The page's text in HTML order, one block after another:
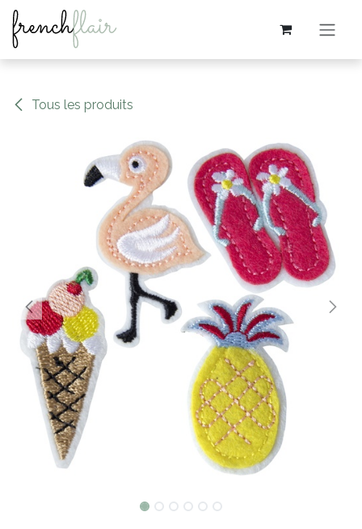
Se rendre au contenu
Tous les produits